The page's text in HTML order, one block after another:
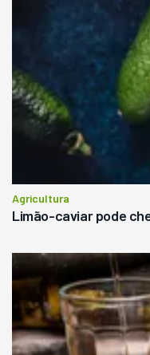
Agricultura
Limão-caviar pode